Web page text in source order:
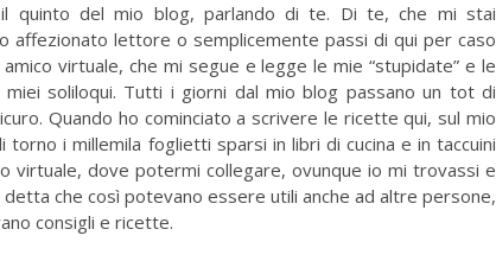
il quinto del mio blog, parlando di te. Di te, che mi stai
affezionato lettore o semplicemente passi di qui per caso
virtuale, che mi segue e legge le mie “stupidate” e le
soliloqui. Tutti i giorni dal mio blog passano un tot di
Quando ho cominciato a scrivere le ricette qui, sul mio
i millemila foglietti sparsi in libri di cucina e in taccuini
virtuale, dove potermi collegare, ovunque io mi trovassi e
che così potevano essere utili anche ad altre persone,
consigli e ricette.